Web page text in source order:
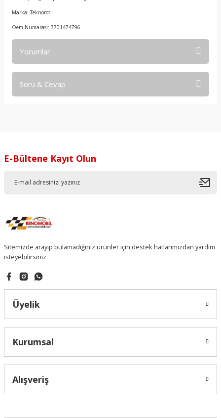
Marka: Teknorot
Oem Numarası: 7701474796
Yorumlar
Soru & Cevap
E-Bültene Kayıt Olun
Sitemizde arayıp bulamadığınız ürünler için destek hatlarımızdan yardım
isteyebilirsiniz.
Üyelik
Kurumsal
Alışveriş